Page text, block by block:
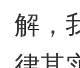
解，